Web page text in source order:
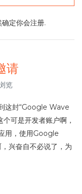
定你会注册.
请
览
这封“Google Wave
可是开发者账户啊，
用，使用Google
兴奋自不必说了，为